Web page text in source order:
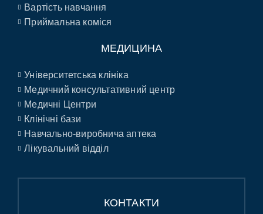
Вартість навчання
Приймальна коміся
МЕДИЦИНА
Університетська клініка
Медичний консультативний центр
Медичні Центри
Клінічні бази
Навчально-виробнича аптека
Лікувальний відділ
КОНТАКТИ